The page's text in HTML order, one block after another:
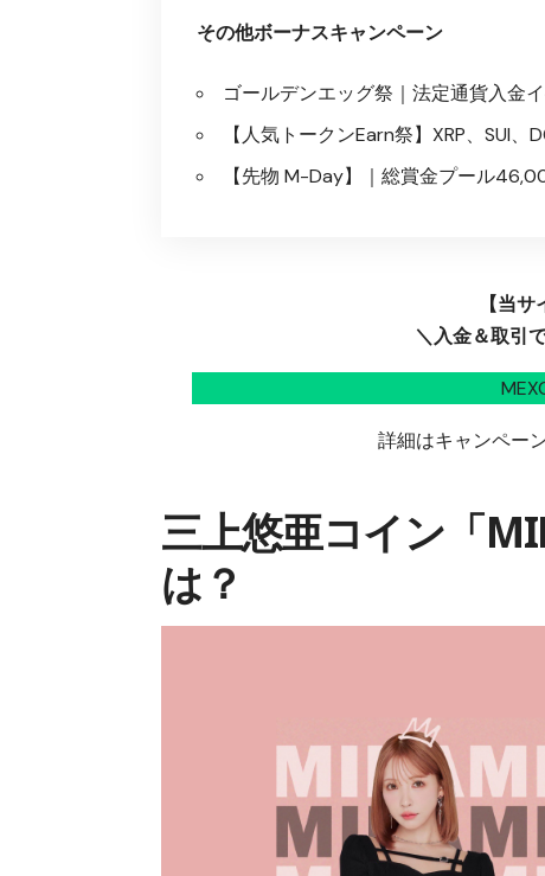
その他ボーナスキャンペーン
ゴールデンエッグ祭｜法定通貨入金
【人気トークンEarn祭】XRP、SUI、
【先物 M-Day】｜総賞金プール
【当
＼入金＆取引
詳細はキャンペー
三上悠亜コイン「
は？